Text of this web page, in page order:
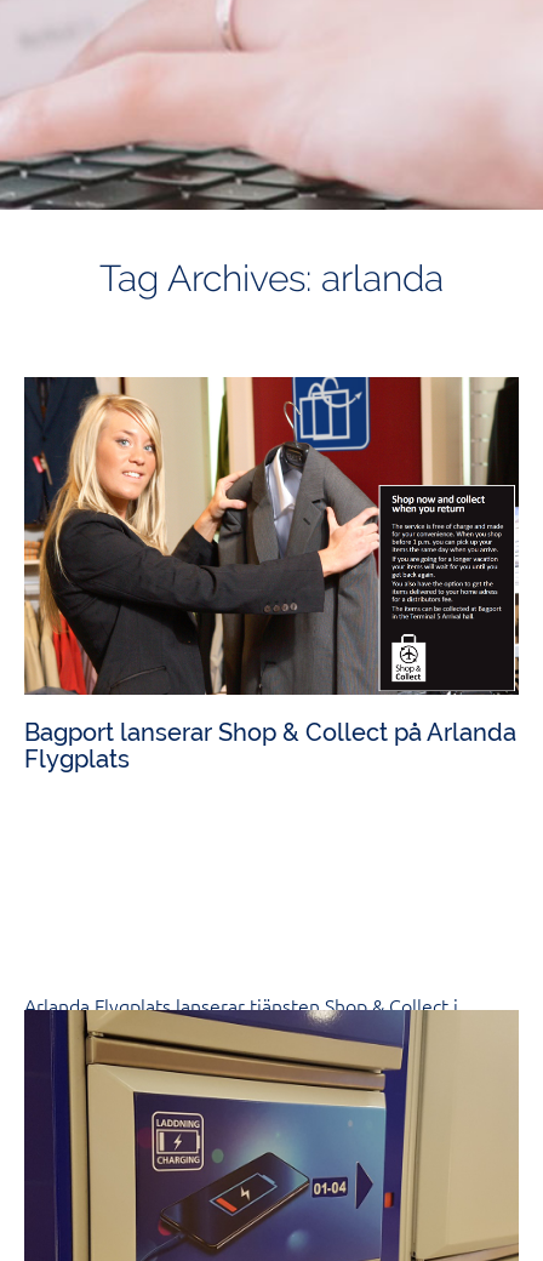
Tag Archives: arlanda
Bagport lanserar Shop & Collect på Arlanda
Flygplats
Arlanda Flygplats lanserar tjänsten Shop & Collect i
samarbete mellan Bagport, Airport Retail Group och
Swedavia.
Tjänsten som är kostnadsfri går ut på att man shoppar på
utresan, lämnar kvar sakerna i butiken, och hämtar upp
sakerna från Bagports kontor när man ankommit tillbaka
till Arlanda.
Man behöver således varken ha plats i sitt handbagage